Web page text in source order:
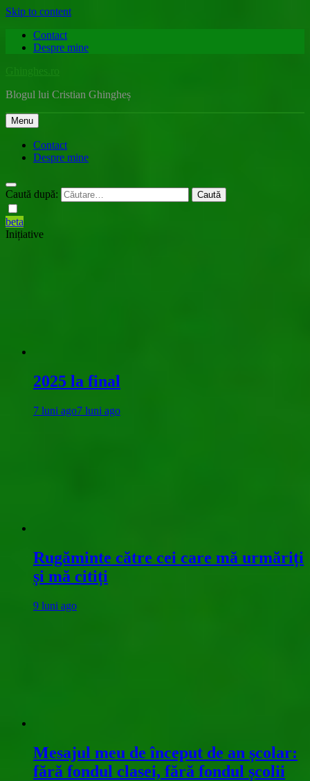
Skip to content
Contact
Despre mine
Blogul lui Cristian Ghingheș
Menu
Contact
Despre mine
Caută după:
beta
Inițiative
2025 la final
7 luni ago7 luni ago
Rugăminte către cei care mă urmăriți
și mă citiți
9 luni ago
Mesajul meu de început de an școlar:
fără fondul clasei, fără fondul școlii